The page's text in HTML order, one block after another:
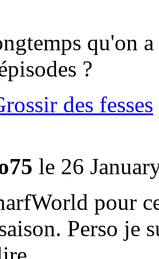
qu'on
?
des fesses
le 26
pour
Perso je